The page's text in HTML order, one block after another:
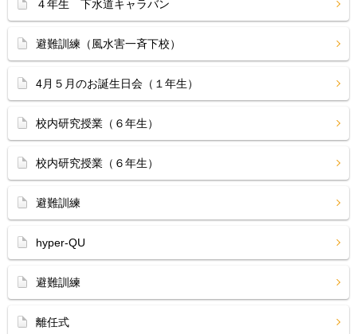
４年生 下水道キャラバン
避難訓練（風水害一斉下校）
4月５月のお誕生日会（１年生）
校内研究授業（６年生）
校内研究授業（６年生）
避難訓練
hyper-QU
避難訓練
離任式